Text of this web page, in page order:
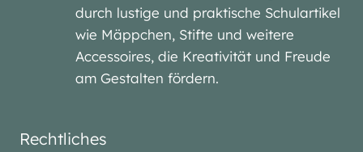
durch lustige und praktische Schulartikel
wie Mäppchen, Stifte und weitere
Accessoires, die Kreativität und Freude
am Gestalten fördern.
Rechtliches